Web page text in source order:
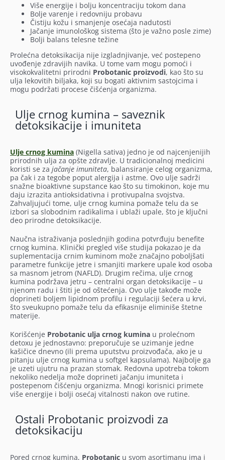
Više energije i bolju koncentraciju tokom dana
Bolje varenje i redovniju probavu
Čistiju kožu i smanjenje osećaja nadutosti
Jačanje imunološkog sistema (što je važno posle zime)
Bolji balans telesne težine
Prolećna detoksikacija nije izgladnjivanje, već postepeno
uvođenje zdravijih navika. U tome vam mogu pomoći i
visokokvalitetni prirodni Probotanic proizvodi, kao što su
ulja lekovitih biljaka, koji su bogati aktivnim sastojcima i
mogu podržati procese čišćenja organizma.
Ulje crnog kumina – saveznik
detoksikacije i imuniteta
Ulje crnog kumina (Nigella sativa) jedno je od najcenjenijih
prirodnih ulja za opšte zdravlje. U tradicionalnoj medicini
koristi se za jačanje imuniteta, balansiranje celog organizma,
pa čak i za tegobe poput alergija i astme. Ovo ulje sadrži
snažne bioaktivne supstance kao što su timokinon, koje mu
daju izrazita antioksidativna i protivupalna svojstva.
Zahvaljujući tome, ulje crnog kumina pomaže telu da se
izbori sa slobodnim radikalima i ublaži upale, što je ključni
deo prirodne detoksikacije.
Naučna istraživanja poslednjih godina potvrđuju benefite
crnog kumina. Klinički pregled više studija pokazao je da
suplementacija crnim kuminom može značajno poboljšati
parametre funkcije jetre i smanjiti markere upale kod osoba
sa masnom jetrom (NAFLD). Drugim rečima, ulje crnog
kumina podržava jetru – centralni organ detoksikacije – u
njenom radu i štiti je od oštećenja. Ovo ulje takođe može
doprineti boljem lipidnom profilu i regulaciji šećera u krvi,
što sveukupno pomaže telu da efikasnije eliminiše štetne
materije.
Korišćenje Probotanic ulja crnog kumina u prolećnom
detoxu je jednostavno: preporučuje se uzimanje jedne
kašičice dnevno (ili prema uputstvu proizvođača, ako je u
pitanju ulje crnog kumina u softgel kapsulama). Najbolje ga
je uzeti ujutru na prazan stomak. Redovna upotreba tokom
nekoliko nedelja može doprineti jačanju imuniteta i
postepenom čišćenju organizma. Mnogi korisnici primete
više energije i bolji osećaj vitalnosti nakon ove rutine.
Ostali Probotanic proizvodi za
detoksikaciju
Pored crnog kumina, Probotanic u svom asortimanu ima i